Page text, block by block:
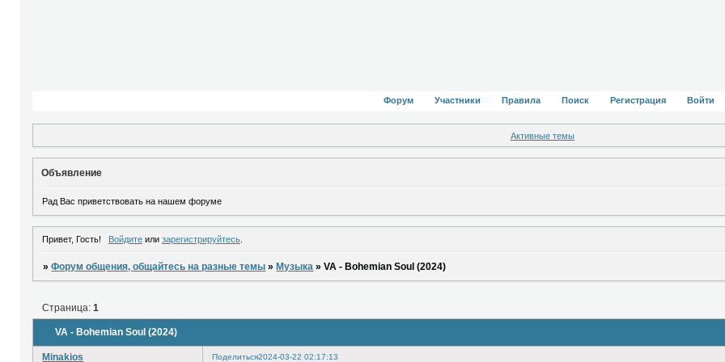
Форум Участники Правила Поиск Регистрация Войти
Активные темы
Объявление
Рад Вас приветствовать на нашем форуме
Привет, Гость! Войдитеили зарегистрируйтесь.
»Форум общения, общайтесь на разные темы »Музыка »VA - Bohemian Soul (2024)
VA - Bohemian Soul (2024)
Страница:1
Поделиться2024-03-22 02:17:13
Minakios